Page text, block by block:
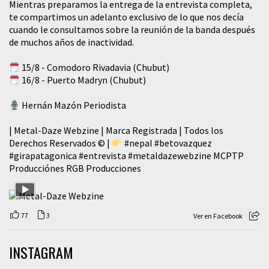
Mientras preparamos la entrega de la entrevista completa,
te compartimos un adelanto exclusivo de lo que nos decía
cuando le consultamos sobre la reunión de la banda después
de muchos años de inactividad.
15/8 - Comodoro Rivadavia (Chubut)
16/8 - Puerto Madryn (Chubut)
Hernán Mazón Periodista
| Metal-Daze Webzine | Marca Registrada | Todos los
Derechos Reservados © |
#nepal #betovazquez
#girapatagonica #entrevista #metaldazewebzine MCPTP
Producciónes RGB Producciones
77 3 Ver en Facebook
INSTAGRAM